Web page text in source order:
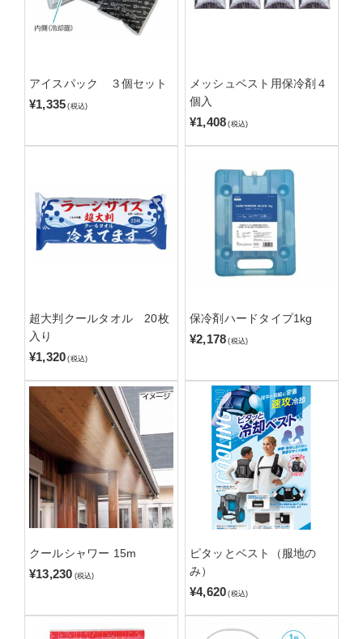
アイスパック ３個セット
¥1,335 (税込)
メッシュベスト用保冷剤４
個入
¥1,408 (税込)
超大判クールタオル 20枚
入り
¥1,320 (税込)
保冷剤ハードタイプ1kg
¥2,178 (税込)
クールシャワー 15m
¥13,230 (税込)
ピタッとベスト（服地の
み）
¥4,620 (税込)